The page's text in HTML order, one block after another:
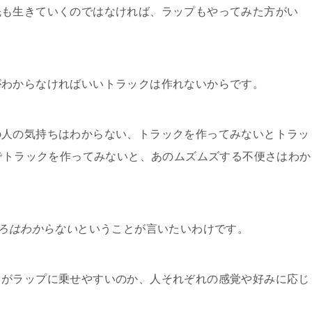
生きていくのではなければ、ラップもやってみた方がい
からなければいいトラックは作れないからです。
の気持ちはわからない、トラックを作ってみないとトラッ
ラックを作ってみないと、あのムズムズする不便さはわか
はわからないということが言いたいわけです。
ラップに乗せやすいのか、人それぞれの感覚や好みに応じ